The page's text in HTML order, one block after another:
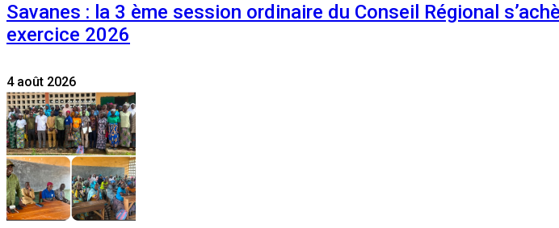
Savanes : la 3 ème session ordinaire du Conseil Régional
exercice 2026
4 août 2026